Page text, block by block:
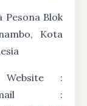
Pesona Blok
Kota
:
: